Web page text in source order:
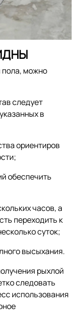
пола, можно
следует
в
ориентиров
обеспечить
часов, а
переходить к
суток;
высыхания.
рыхлой
следовать
использования